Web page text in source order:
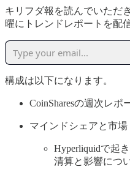
キリフダ報を読んでいただ
曜にトレンドレポートを配
構成は以下になります。
CoinSharesの週次レ
マインドシェアと市場
Hyperliquidで起
清算と影響につ